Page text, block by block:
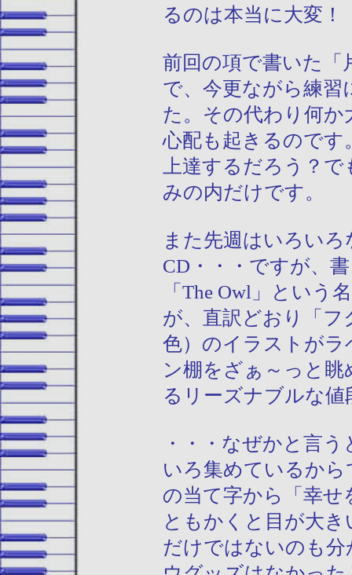
るのは本当に大変！
前回の項で書いた「
で、今更ながら練
た。その代わり何
心配も起きるのです
上達するだろう？
みの内だけです。
また先週はいろい
CD・・・ですが、
「The Owl」とい
が、直訳どおり「
色）のイラストが
ン棚をざぁ～っと
るリーズナブルな
・・・なぜかと言
いろ集めているか
の当て字から「幸
ともかくと目が大
だけではないのも